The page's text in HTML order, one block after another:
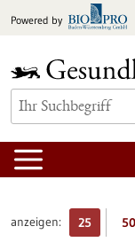
Inhalt
Powered by
anzeigen: 25 50